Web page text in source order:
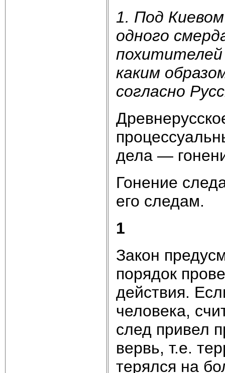
1. Под
одного
похитителей
каким
согласно
дела —
Гонение
его следам.
1
Закон
порядок
действия.
человека,
след привел
вервь, т.е.
терялся на